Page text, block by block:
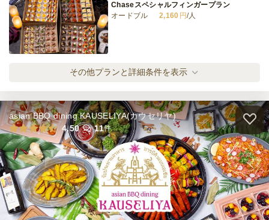
Chaseスペシャルフィンガープラン
オードブル
2,160 円/人
オードブル
3,240円/人
大人のスイーツプラン
オードブル
1,620円/人
大人のスイーツプラン プレミアム
オードブル
2,500円/人
その他プランと詳細条件を表示
asian BBQ dining KAUSELIYA(カウセリヤ)
4.50
11件